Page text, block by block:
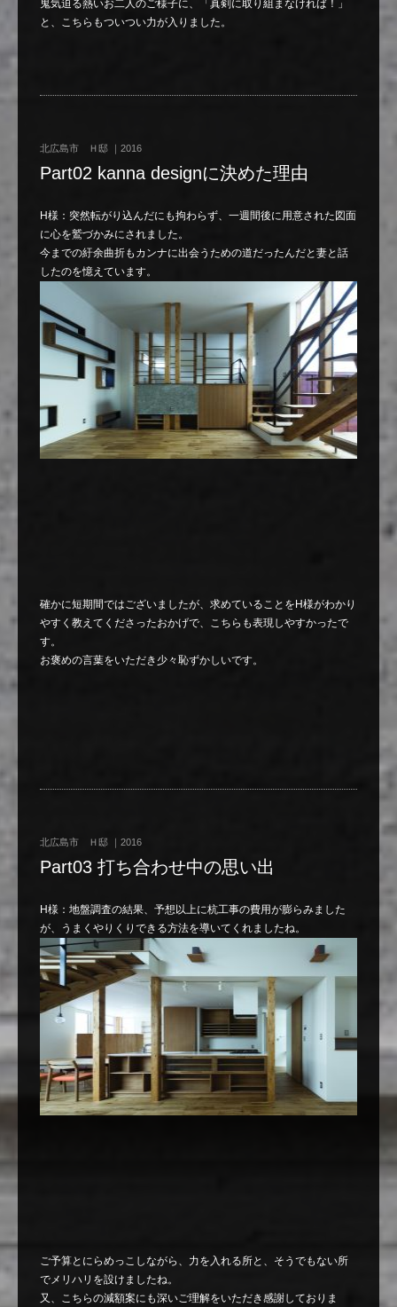
鬼気迫る熱いお二人のご様子に、「真剣に取り組まなければ！」
と、こちらもついつい力が入りました。
北広島市 Ｈ邸 ｜2016
Part02 kanna designに決めた理由
H様：突然転がり込んだにも拘わらず、一週間後に用意された図面
に心を鷲づかみにされました。
今までの紆余曲折もカンナに出会うための道だったんだと妻と話
したのを憶えています。
確かに短期間ではございましたが、求めていることをH様がわかり
やすく教えてくださったおかげで、こちらも表現しやすかったで
す。
お褒めの言葉をいただき少々恥ずかしいです。
北広島市 Ｈ邸 ｜2016
Part03 打ち合わせ中の思い出
H様：地盤調査の結果、予想以上に杭工事の費用が膨らみました
が、うまくやりくりできる方法を導いてくれましたね。
ご予算とにらめっこしながら、力を入れる所と、そうでもない所
でメリハリを設けましたね。
又、こちらの減額案にも深いご理解をいただき感謝しておりま